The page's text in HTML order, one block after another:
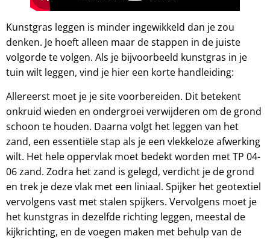
Kunstgras leggen is minder ingewikkeld dan je zou
denken. Je hoeft alleen maar de stappen in de juiste
volgorde te volgen. Als je bijvoorbeeld kunstgras in je
tuin wilt leggen, vind je hier een korte handleiding:
Allereerst moet je je site voorbereiden. Dit betekent
onkruid wieden en ondergroei verwijderen om de grond
schoon te houden. Daarna volgt het leggen van het
zand, een essentiële stap als je een vlekkeloze afwerking
wilt. Het hele oppervlak moet bedekt worden met TP 04-
06 zand. Zodra het zand is gelegd, verdicht je de grond
en trek je deze vlak met een liniaal. Spijker het geotextiel
vervolgens vast met stalen spijkers. Vervolgens moet je
het kunstgras in dezelfde richting leggen, meestal de
kijkrichting, en de voegen maken met behulp van de